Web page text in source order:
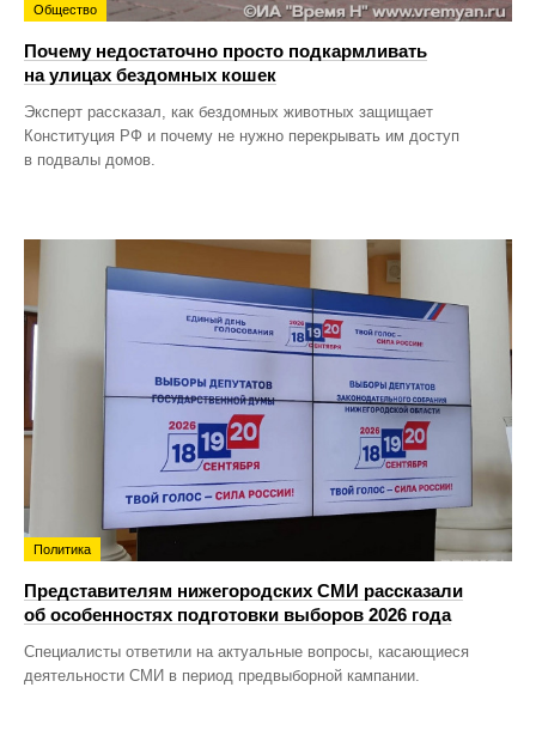
Общество
Почему недостаточно просто подкармливать
на улицах бездомных кошек
Эксперт рассказал, как бездомных животных защищает
Конституция РФ и почему не нужно перекрывать им доступ
в подвалы домов.
Политика
Представителям нижегородских СМИ рассказали
об особенностях подготовки выборов 2026 года
Специалисты ответили на актуальные вопросы, касающиеся
деятельности СМИ в период предвыборной кампании.